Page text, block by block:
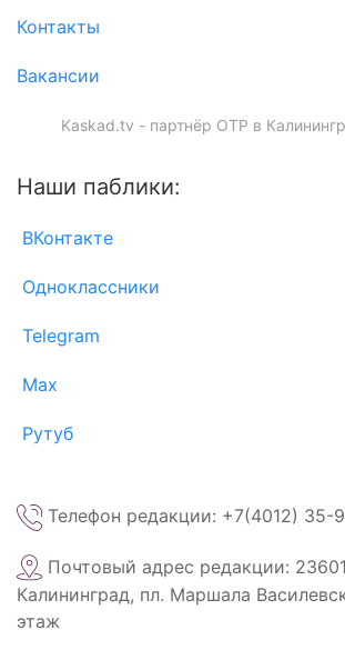
Контакты
Вакансии
Kaskad.tv - партнёр ОТР в
Наши паблики:
ВКонтакте
Одноклассники
Telegram
Max
Рутуб
Телефон редакции: +7(4012) 35-
Почтовый адрес редакции:
Калининград, пл. Маршала
этаж